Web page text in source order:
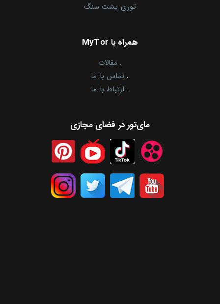
توری پشت سنگ
همراه با MyTor
. مقالات
. تماس با ما
. ارتباط با ما
مای‌تور در فضای مجازی